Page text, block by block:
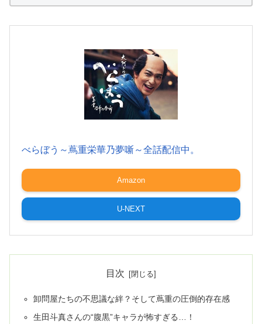
べらぼう～蔦重栄華乃夢噺～全話配信中。
Amazon
U-NEXT
目次
卸問屋たちの不思議な絆？そして蔦重の圧倒的存在感
生田斗真さんの“腹黒”キャラが怖すぎる…！